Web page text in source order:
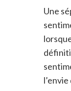
Une